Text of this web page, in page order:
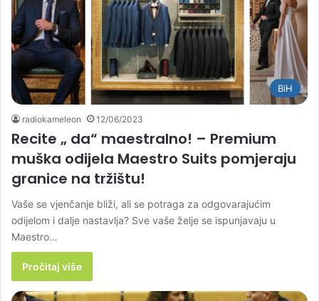
BiH
radiokameleon 12/06/2023
Recite „ da“ maestralno! – Premium
muška odijela Maestro Suits pomjeraju
granice na tržištu!
Vaše se vjenčanje bliži, ali se potraga za odgovarajućim
odijelom i dalje nastavlja? Sve vaše želje se ispunjavaju u
Maestro…
Pročitaj više